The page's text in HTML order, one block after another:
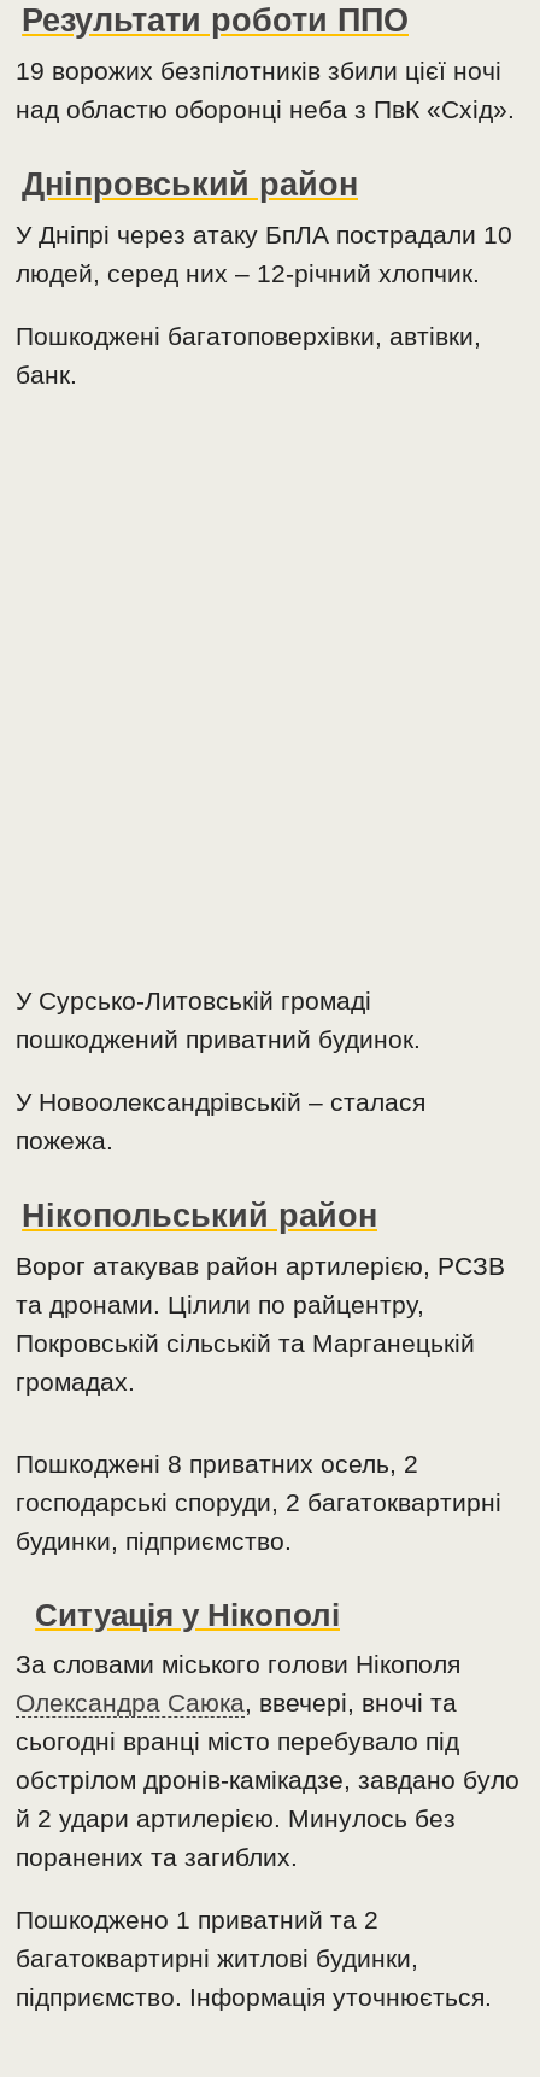
Результати роботи ППО
19 ворожих безпілотників збили цієї ночі
над областю оборонці неба з ПвК «Схід».
Дніпровський район
У Дніпрі через атаку БпЛА пострадали 10
людей, серед них – 12-річний хлопчик.
Пошкоджені багатоповерхівки, автівки,
банк.
У Сурсько-Литовській громаді
пошкоджений приватний будинок.
У Новоолександрівській – сталася
пожежа.
Нікопольський район
Ворог атакував район артилерією, РСЗВ
та дронами. Цілили по райцентру,
Покровській сільській та Марганецькій
громадах.
Пошкоджені 8 приватних осель, 2
господарські споруди, 2 багатоквартирні
будинки, підприємство.
Ситуація у Нікополі
За словами міського голови Нікополя
Олександра Саюка, ввечері, вночі та
сьогодні вранці місто перебувало під
обстрілом дронів-камікадзе, завдано було
й 2 удари артилерією. Минулось без
поранених та загиблих.
Пошкоджено 1 приватний та 2
багатоквартирні житлові будинки,
підприємство. Інформація уточнюється.